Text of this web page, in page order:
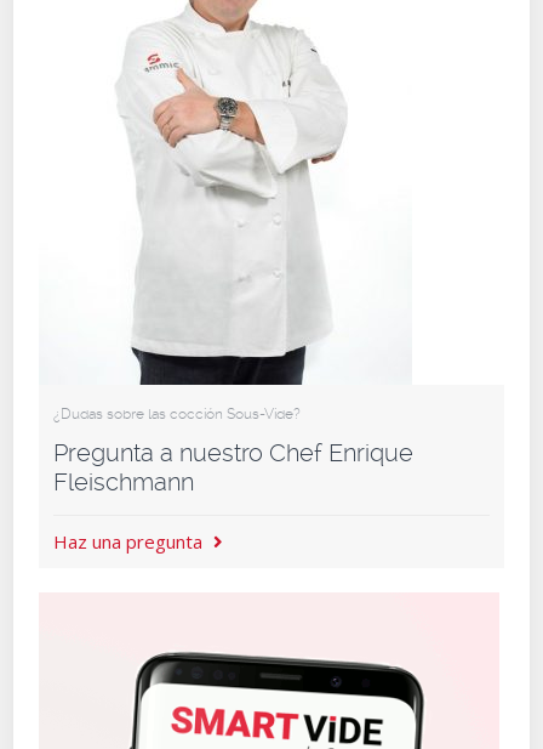
¿Dudas sobre las cocción Sous-Vide?
Pregunta a nuestro Chef Enrique
Fleischmann
Haz una pregunta